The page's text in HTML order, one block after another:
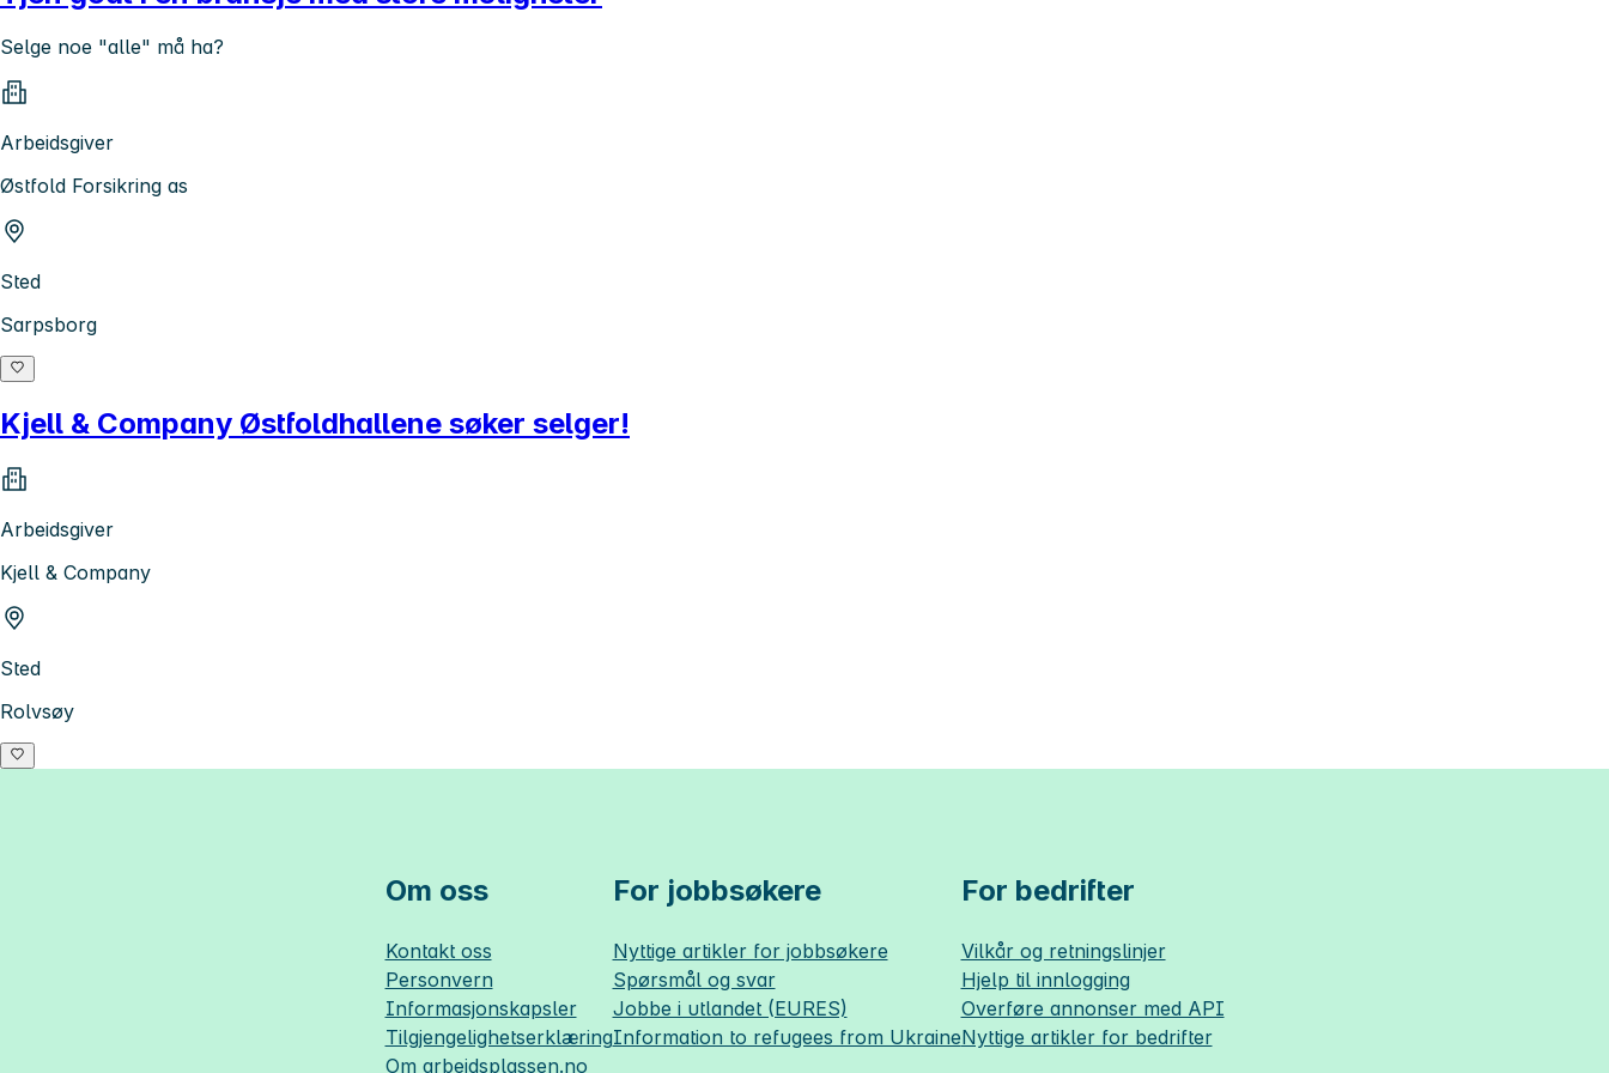
Selge noe "alle" må ha?
Arbeidsgiver
Østfold Forsikring as
Sted
Sarpsborg
Kjell & Company Østfoldhallene søker selger!
Arbeidsgiver
Kjell & Company
Sted
Rolvsøy
Om oss
Kontakt oss
Personvern
Informasjonskapsler
Tilgjengelighetserklæring
Om arbeidsplassen.no
For jobbsøkere
Nyttige artikler for jobbsøkere
Spørsmål og svar
Jobbe i utlandet (EURES)
Information to refugees from Ukraine
For bedrifter
Vilkår og retningslinjer
Hjelp til innlogging
Overføre annonser med API
Nyttige artikler for bedrifter